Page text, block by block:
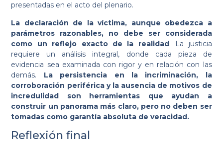
presentadas en el acto del plenario.
La declaración de la víctima, aunque obedezca a
parámetros razonables, no debe ser considerada
como un reflejo exacto de la realidad. La justicia
requiere un análisis integral, donde cada pieza de
evidencia sea examinada con rigor y en relación con las
demás. La persistencia en la incriminación, la
corroboración periférica y la ausencia de motivos de
incredulidad son herramientas que ayudan a
construir un panorama más claro, pero no deben ser
tomadas como garantía absoluta de veracidad.
Reflexión final